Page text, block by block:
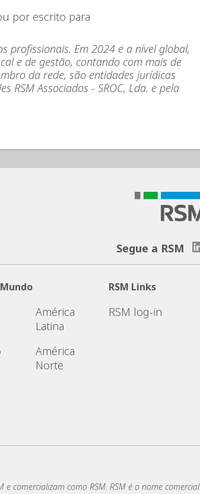
por escrito para
profissionais. Em 2024 e a nível global,
e de gestão, contando com mais de
da rede, são entidades jurídicas
RSM Associados - SROC, Lda. e pela
Segue a RSM
América
Latina
América
Norte
RSM Links
RSM log-in
e comercializam como RSM. RSM é o nome comercial